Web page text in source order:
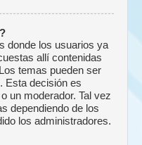
donde los usuarios ya
allí contenidas
temas pueden ser
Esta decisión es
un moderador. Tal vez
dependiendo de los
los administradores.